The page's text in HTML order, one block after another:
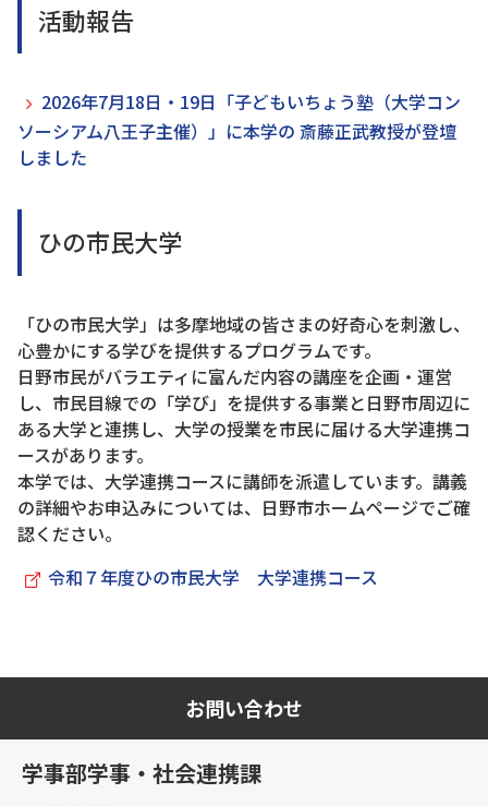
活動報告
2026年7月18日・19日「子どもいちょう塾（大学コン
ソーシアム八王子主催）」に本学の 斎藤正武教授が登壇
しました
ひの市民大学
「ひの市民大学」は多摩地域の皆さまの好奇心を刺激し、
心豊かにする学びを提供するプログラムです。
日野市民がバラエティに富んだ内容の講座を企画・運営
し、市民目線での「学び」を提供する事業と日野市周辺に
ある大学と連携し、大学の授業を市民に届ける大学連携コ
ースがあります。
本学では、大学連携コースに講師を派遣しています。講義
の詳細やお申込みについては、日野市ホームページでご確
認ください。
令和７年度ひの市民大学 大学連携コース
お問い合わせ
学事部学事・社会連携課